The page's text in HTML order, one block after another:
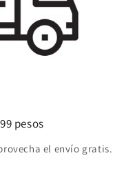
pesos
el envío gratis.